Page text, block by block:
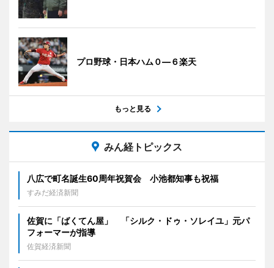
プロ野球・日本ハム０―６楽天
もっと見る
みん経トピックス
八広で町名誕生60周年祝賀会 小池都知事も祝福
すみだ経済新聞
佐賀に「ばくてん屋」 「シルク・ドゥ・ソレイユ」元パ
フォーマーが指導
佐賀経済新聞